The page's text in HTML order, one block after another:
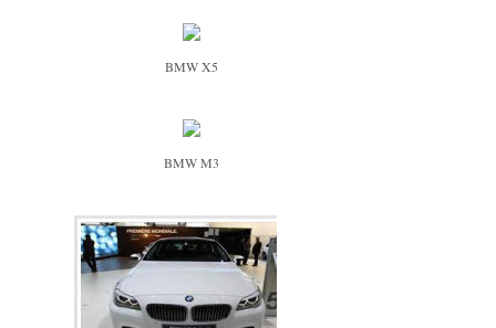
BMW X5
BMW M3